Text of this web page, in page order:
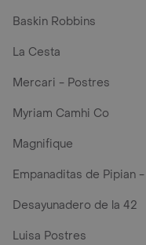
Baskin Robbins
La Cesta
Mercari - Postres
Myriam Camhi Co
Magnifique
Empanaditas de Pipian
Desayunadero de la 42
Luisa Postres